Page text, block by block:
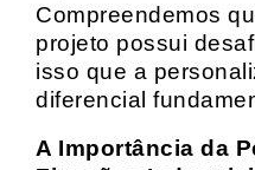
Compreendemos
projeto possui
isso que a
diferencial
A Importância da